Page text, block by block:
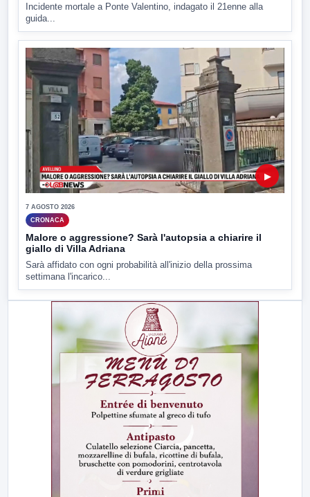
Incidente mortale a Ponte Valentino, indagato il 21enne alla
guida...
▶
7 AGOSTO 2026
CRONACA
Malore o aggressione? Sarà l'autopsia a chiarire il
giallo di Villa Adriana
Sarà affidato con ogni probabilità all'inizio della prossima
settimana l'incarico...